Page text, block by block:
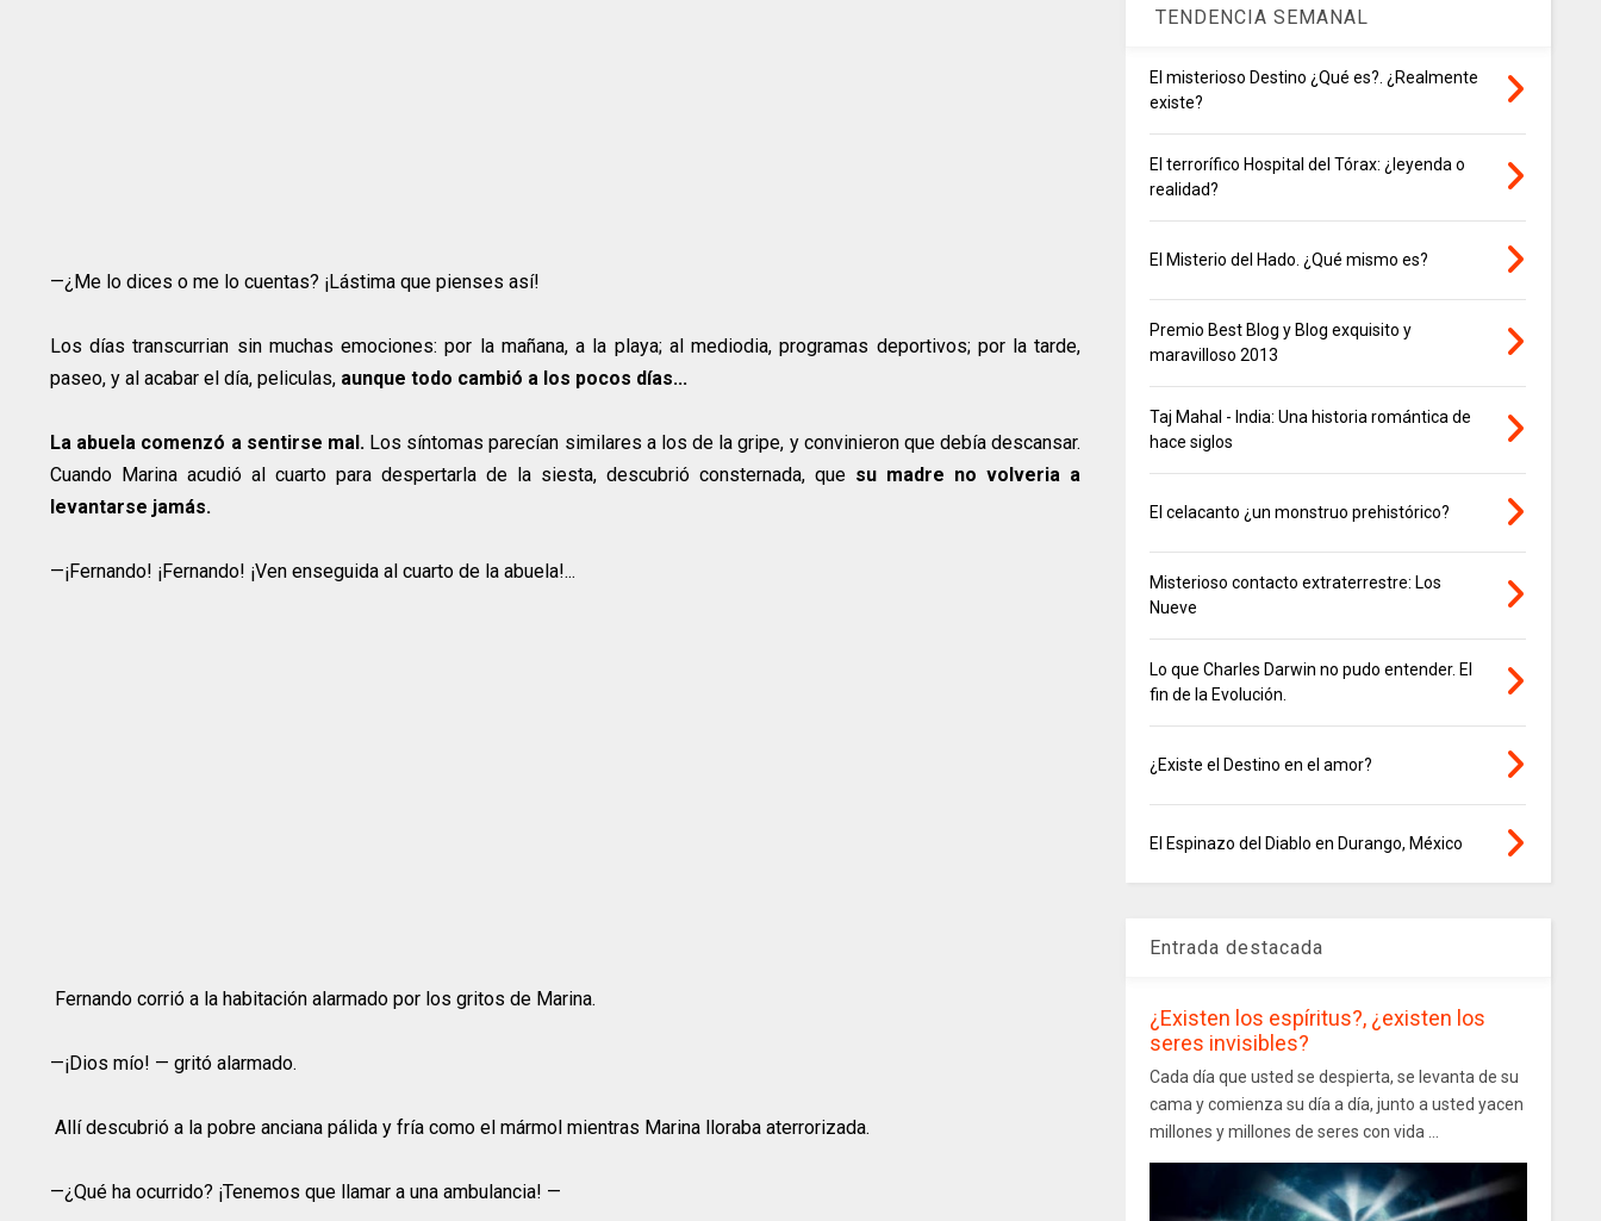
—¿Me lo dices o me lo cuentas? ¡Lástima que pienses así!
Los días transcurrian sin muchas emociones: por la mañana, a la playa; al mediodia, programas deportivos; por la tarde,
paseo, y al acabar el día, peliculas, aunque todo cambió a los pocos días...
La abuela comenzó a sentirse mal.Los síntomas parecían similares a los de la gripe, y convinieron que debía descansar.
Cuando Marina acudió al cuarto para despertarla de la siesta, descubrió consternada, que su madre no volveria a
levantarse jamás.
—¡Fernando! ¡Fernando! ¡Ven enseguida al cuarto de la abuela!...
Fernando corrió a la habitación alarmado por los gritos de Marina.
—¡Dios mío! — gritó alarmado.
Allí descubrió a la pobre anciana pálida y fría como el mármol mientras Marina lloraba aterrorizada.
—¿Qué ha ocurrido? ¡Tenemos que llamar a una ambulancia! —
TENDENCIA SEMANAL
El misterioso Destino ¿Qué es?. ¿Realmente
existe?
El terrorífico Hospital del Tórax: ¿leyenda o
realidad?
El Misterio del Hado. ¿Qué mismo es?
Premio Best Blog y Blog exquisito y
maravilloso 2013
Taj Mahal - India: Una historia romántica de
hace siglos
El celacanto ¿un monstruo prehistórico?
Misterioso contacto extraterrestre: Los
Nueve
Lo que Charles Darwin no pudo entender. El
fin de la Evolución.
¿Existe el Destino en el amor?
El Espinazo del Diablo en Durango, México
Entrada destacada
¿Existen los espíritus?, ¿existen los
seres invisibles?
Cada día que usted se despierta, se levanta de su
cama y comienza su día a día, junto a usted yacen
millones y millones de seres con vida ...